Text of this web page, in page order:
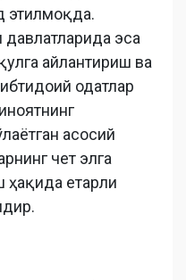
этилмоқда.
эса
айлантириш ва
одатлар
асосий
чет элга
етарли